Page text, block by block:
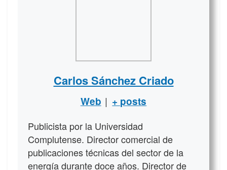
Carlos Sánchez Criado
Web | + posts
Publicista por la Universidad
Complutense. Director comercial de
publicaciones técnicas del sector de la
energía durante doce años. Director de